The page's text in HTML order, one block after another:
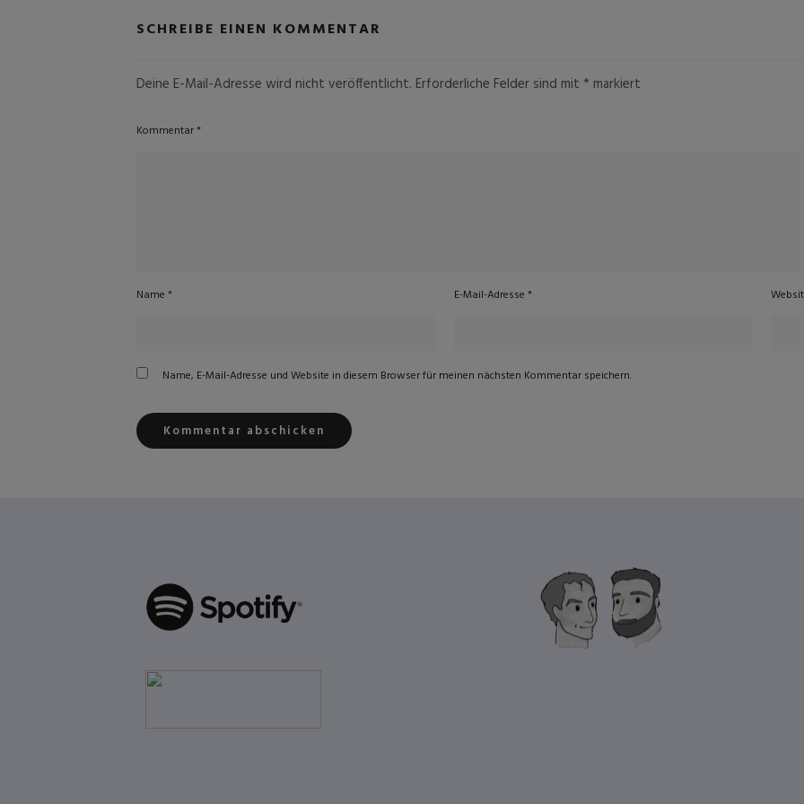
SCHREIBE EINEN KOMMENTAR
Deine E-Mail-Adresse wird nicht veröffentlicht. Erforderliche Felder sind mit * markiert
Kommentar*
Name * E-Mail-Adresse *
Name, E-Mail-Adresse und Website in diesem Browser für meinen nächsten Kommentar speichern.